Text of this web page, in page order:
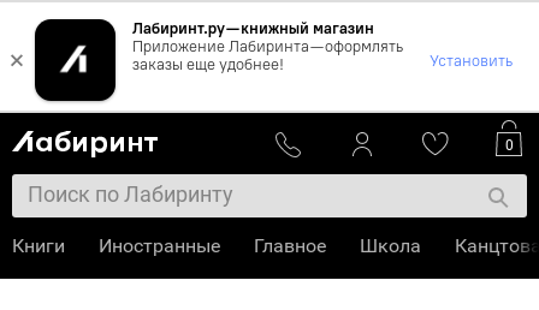
×
Лабиринт.ру — книжный магазин
Приложение Лабиринта — оформлять
заказы еще удобнее!
Установить
0
Книги Иностранные Главное Школа